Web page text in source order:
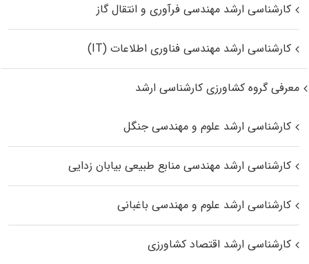
کارشناسی ارشد مهندسی فرآوری و انتقال گاز
کارشناسی ارشد مهندسی فناوری اطلاعات (IT)
معرفی گروه کشاورزی کارشناسی ارشد
کارشناسی ارشد علوم و مهندسی جنگل
کارشناسی ارشد مهندسی منابع طبیعی بیابان زدایی
کارشناسی ارشد علوم و مهندسی باغبانی
کارشناسی ارشد اقتصاد کشاورزی